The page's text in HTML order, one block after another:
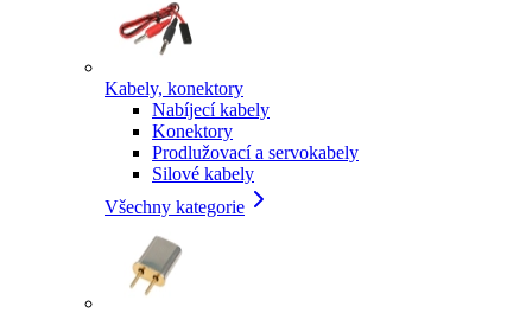
Kabely, konektory
Nabíjecí kabely
Konektory
Prodlužovací a servokabely
Silové kabely
Všechny kategorie